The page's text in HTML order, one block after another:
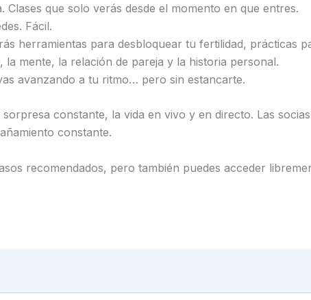
Clases que solo verás desde el momento en que entres.
Fácil.
herramientas para desbloquear tu fertilidad, prácticas
mente, la relación de pareja y la historia personal.
avanzando a tu ritmo… pero sin estancarte.
constante, la vida en vivo y en directo. Las
constante.
recomendados, pero también puedes acceder